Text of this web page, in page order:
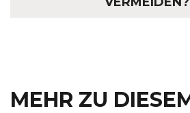
MEHR ZU